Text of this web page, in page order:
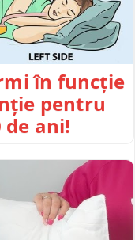
în funcție
pentru
de ani!